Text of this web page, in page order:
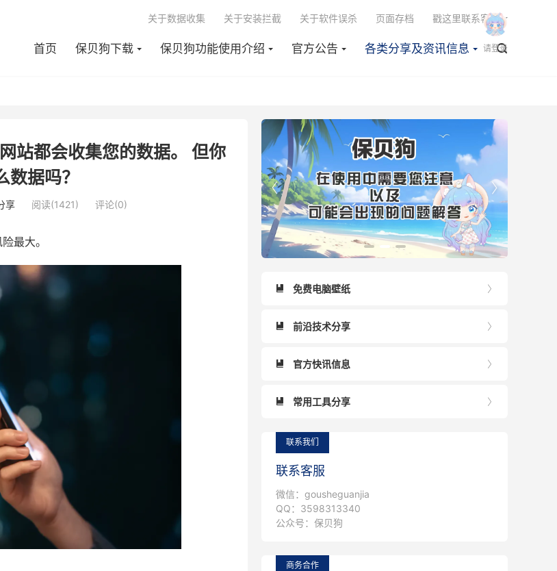
首页 保贝狗下载 保贝狗功能使用介绍 官方公告 各类分享及资讯信息 
关于数据收集 关于安装拦截 关于软件误杀 页面存档 戳这里联系客服
请登录
站都会收集您的数据。 但你
据吗？
享 阅读(1421) 评论(0)
最大。



 免费电脑壁纸

 前沿技术分享

 官方快讯信息

 常用工具分享
联系我们
联系客服
微信：gousheguanjia
QQ：3598313340
公众号：保贝狗
商务合作